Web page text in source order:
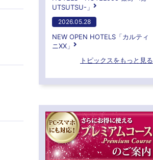
UTSUTSU-」
2026.05.28
NEW OPEN HOTELS「カルティ
ニXX」
トピックスをもっと見る